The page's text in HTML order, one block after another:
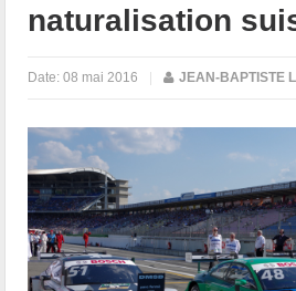
naturalisation
Date:08 mai 2016 | JEAN-BAPTISTE